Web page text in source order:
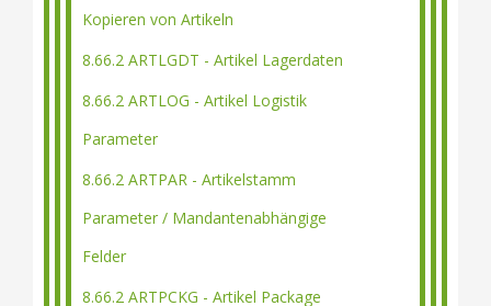
Kopieren von Artikeln
8.66.2 ARTLGDT - Artikel Lagerdaten
8.66.2 ARTLOG - Artikel Logistik
Parameter
8.66.2 ARTPAR - Artikelstamm
Parameter / Mandantenabhängige
Felder
8.66.2 ARTPCKG - Artikel Package